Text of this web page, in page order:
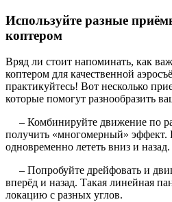
Используйте разные
коптером
Вряд ли стоит напоминать, как
коптером для качественной
практикуйтесь! Вот несколько
которые помогут разнообразить
– Комбинируйте движение по
получить «многомерный»
одновременно лететь вниз и назад.
– Попробуйте дрейфовать и
вперёд и назад. Такая линейная
локацию с разных углов.